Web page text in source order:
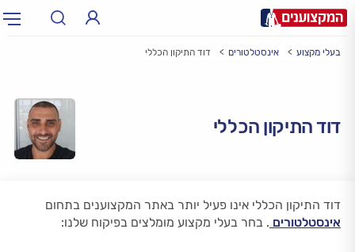
עירעיר: תל אביב, חיפה…
בעלי מקצוע אינסטלטורים דוד התיקון הכללי
דוד התיקון הכללי
דוד התיקון הכללי אינו פעיל יותר באתר המקצוענים בתחום
אינסטלטורים . בחר בעלי מקצוע מומלצים בפיקוח שלנו: